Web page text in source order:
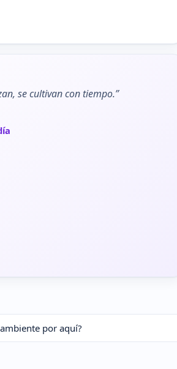
se cultivan con tiempo.”
por aquí?